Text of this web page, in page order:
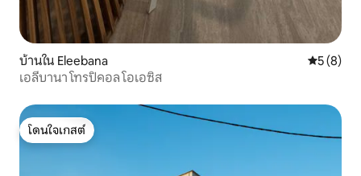
บ้านใน Eleebana คะแนนเฉ
5 (8)
เอลีบานา โทรปิคอล โอเอซิส
โดนใจเกสต์
โดนใจเกสต์